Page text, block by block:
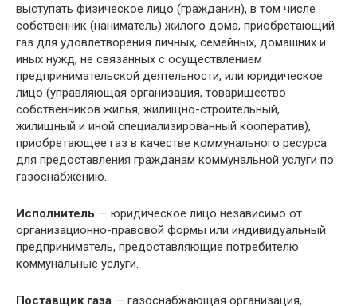
выступать физическое лицо (гражданин), в том числе
собственник (наниматель) жилого дома, приобретающий
газ для удовлетворения личных, семейных, домашних и
иных нужд, не связанных с осуществлением
предпринимательской деятельности, или юридическое
лицо (управляющая организация, товарищество
собственников жилья, жилищно-строительный,
жилищный и иной специализированный кооператив),
приобретающее газ в качестве коммунального ресурса
для предоставления гражданам коммунальной услуги по
газоснабжению.
Исполнитель — юридическое лицо независимо от
организационно-правовой формы или индивидуальный
предприниматель, предоставляющие потребителю
коммунальные услуги.
Поставщик газа — газоснабжающая организация,